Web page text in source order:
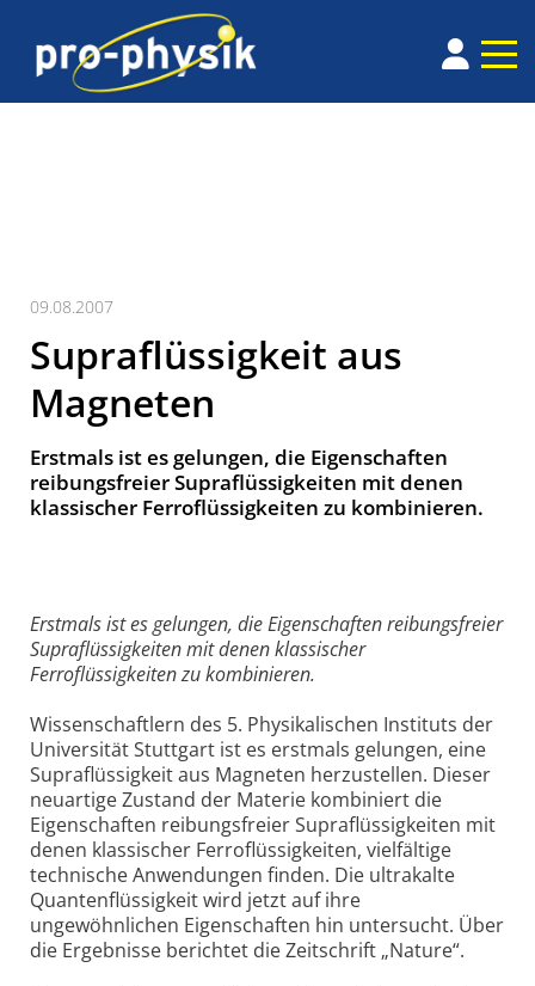
09.08.2007
Supraflüssigkeit aus
Magneten
Erstmals ist es gelungen, die Eigenschaften
reibungsfreier Supraflüssigkeiten mit denen
klassischer Ferroflüssigkeiten zu kombinieren.
Erstmals ist es gelungen, die Eigenschaften reibungsfreier
Supraflüssigkeiten mit denen klassischer
Ferroflüssigkeiten zu kombinieren.
Wissenschaftlern des 5. Physikalischen Instituts der
Universität Stuttgart ist es erstmals gelungen, eine
Supraflüssigkeit aus Magneten herzustellen. Dieser
neuartige Zustand der Materie kombiniert die
Eigenschaften reibungsfreier Supraflüssigkeiten mit
denen klassischer Ferroflüssigkeiten, vielfältige
technische Anwendungen finden. Die ultrakalte
Quantenflüssigkeit wird jetzt auf ihre
ungewöhnlichen Eigenschaften hin untersucht. Über
die Ergebnisse berichtet die Zeitschrift „Nature“.